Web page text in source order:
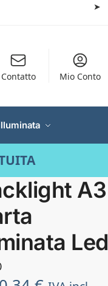
➤
Contatto Mio Conto
A3
Led